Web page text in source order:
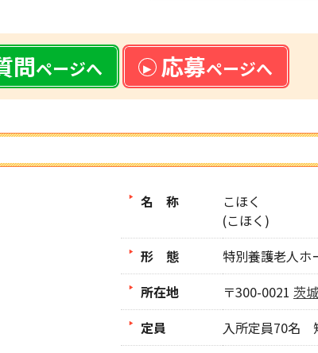
問ページへ 応募ページへ
名 称
こほく
(こほく)
形 態
特別養護老人ホ
所在地
〒300-0021 茨
定員
入所定員70名